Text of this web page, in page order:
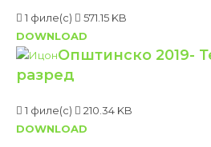
Општинско
за пети разред
1 филе(с)
DOWNLOAD
Општинско
за шести разред